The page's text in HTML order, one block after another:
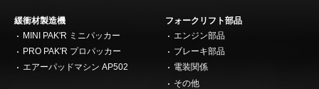
緩衝材製造機
MINI PAK'R ミニパッカー
PRO PAK'R プロパッカー
エアーパッドマシン AP502
フォークリフト部品
エンジン部品
ブレーキ部品
電装関係
その他